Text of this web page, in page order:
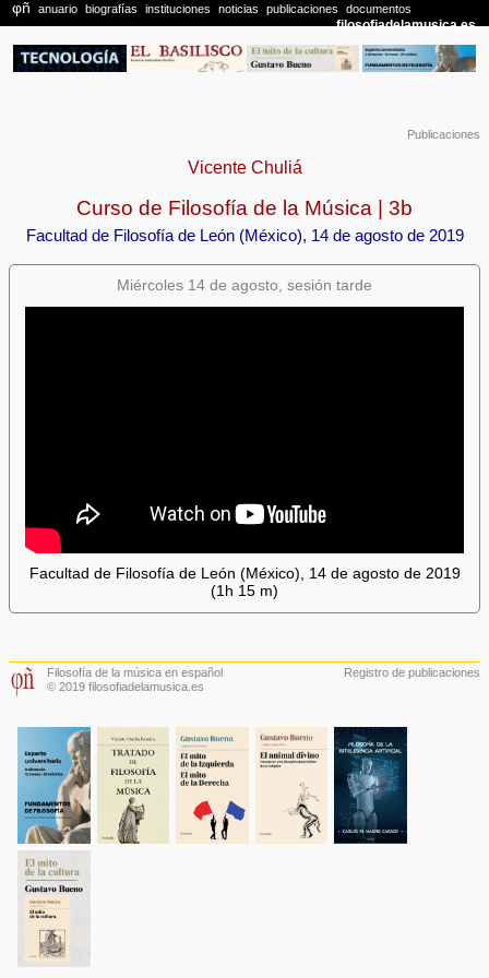
Publicaciones
Vicente Chuliá
Curso de Filosofía de la Música | 3b
Facultad de Filosofía de León (México), 14 de agosto de 2019
Miércoles 14 de agosto, sesión tarde
Facultad de Filosofía de León (México), 14 de agosto de 2019
(1h 15 m)
Filosofía de la música en español
© 2019 filosofiadelamusica.es
Registro de publicaciones